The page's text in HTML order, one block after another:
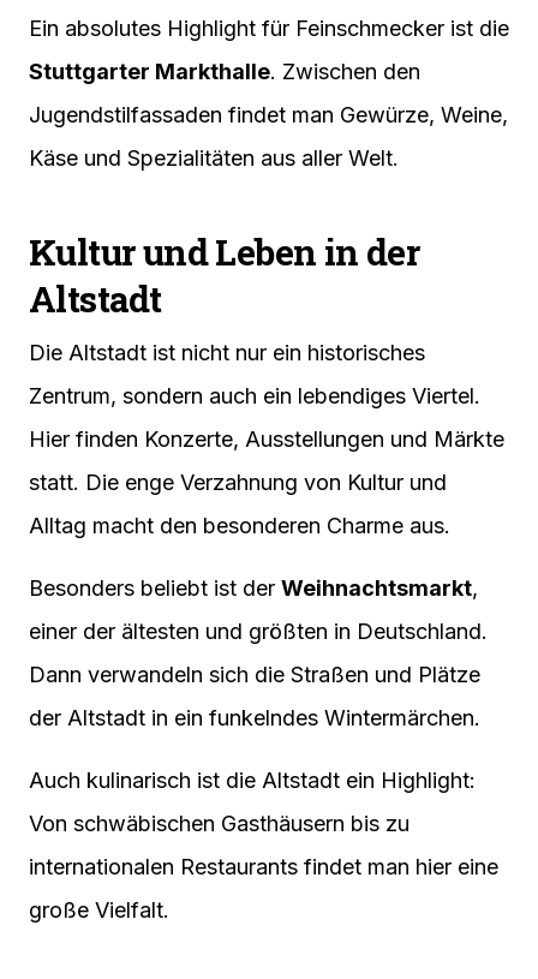
Ein absolutes Highlight für Feinschmecker ist die
Stuttgarter Markthalle. Zwischen den
Jugendstilfassaden findet man Gewürze, Weine,
Käse und Spezialitäten aus aller Welt.
Kultur und Leben in der
Altstadt
Die Altstadt ist nicht nur ein historisches
Zentrum, sondern auch ein lebendiges Viertel.
Hier finden Konzerte, Ausstellungen und Märkte
statt. Die enge Verzahnung von Kultur und
Alltag macht den besonderen Charme aus.
Besonders beliebt ist der Weihnachtsmarkt,
einer der ältesten und größten in Deutschland.
Dann verwandeln sich die Straßen und Plätze
der Altstadt in ein funkelndes Wintermärchen.
Auch kulinarisch ist die Altstadt ein Highlight:
Von schwäbischen Gasthäusern bis zu
internationalen Restaurants findet man hier eine
große Vielfalt.